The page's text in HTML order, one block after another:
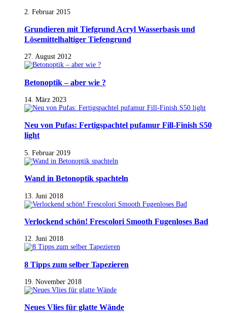
2. Februar 2015
Grundieren mit Tiefgrund Acryl Wasserbasis und
Lösemittelhaltiger Tiefengrund
27. August 2012
Betonoptik – aber wie ?
14. März 2023
Neu von Pufas: Fertigspachtel pufamur Fill-Finish S50
light
5. Februar 2019
Wand in Betonoptik spachteln
13. Juni 2018
Verlockend schön! Frescolori Smooth Fugenloses Bad
12. Juni 2018
8 Tipps zum selber Tapezieren
19. November 2018
Neues Vlies für glatte Wände